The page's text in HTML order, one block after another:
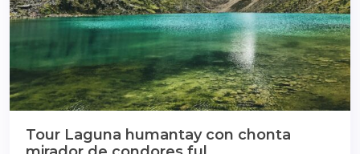
Tour Laguna humantay con chonta